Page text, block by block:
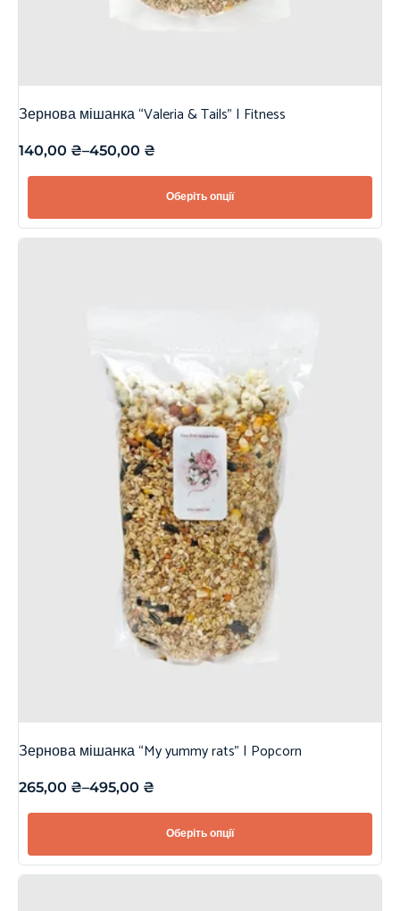
Зернова мішанка “Valeria & Tails” | Fitness
140,00 ₴–450,00 ₴
Оберіть опції
Зернова мішанка “My yummy rats” | Popcorn
265,00 ₴–495,00 ₴
Оберіть опції